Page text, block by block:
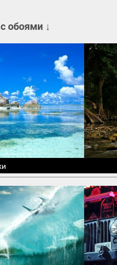
обоями ↓